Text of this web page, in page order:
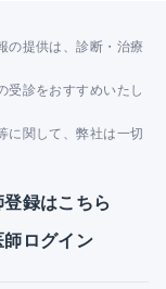
の提供は、診断・治療
受診をおすすめいたし
に関して、弊社は一切
登録はこちら
師ログイン